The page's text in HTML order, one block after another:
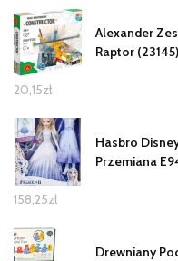
Alexander
Raptor (23145)
20,15zł
Hasbro
Przemiana
158,25zł
Drewniany